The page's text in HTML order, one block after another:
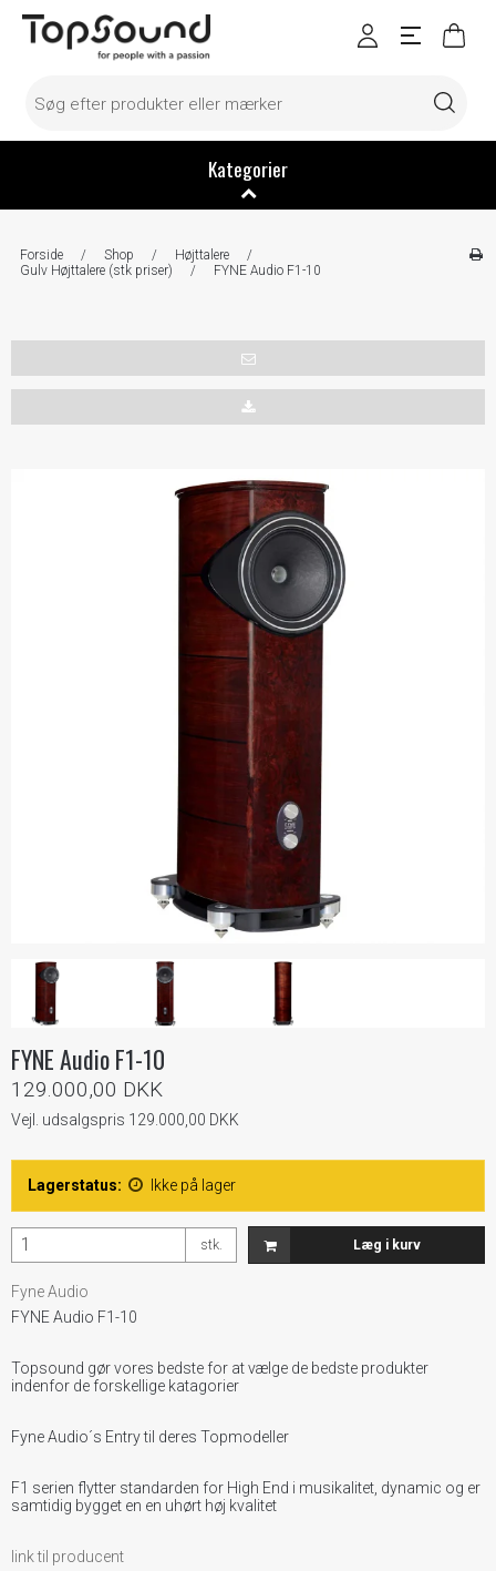
Kategorier
Forside / Shop / Højttalere
/
Gulv Højttalere (stk priser)
/ FYNE Audio F1-10
FYNE Audio F1-10
129.000,00 DKK
Vejl. udsalgspris 129.000,00 DKK
Lagerstatus: Ikke på lager
stk. Læg i kurv
Fyne Audio
FYNE Audio F1-10
Topsound gør vores bedste for at vælge de bedste produkter
indenfor de forskellige katagorier
Fyne Audio´s Entry til deres Topmodeller
F1 serien flytter standarden for High End i musikalitet, dynamic og er
samtidig bygget en en uhørt høj kvalitet
link til producent